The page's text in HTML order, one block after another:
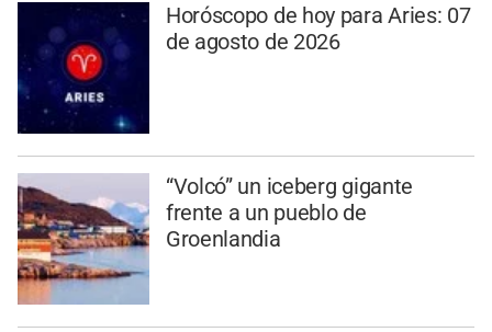
Horóscopo de hoy para Aries: 07
de agosto de 2026
“Volcó” un iceberg gigante
frente a un pueblo de
Groenlandia